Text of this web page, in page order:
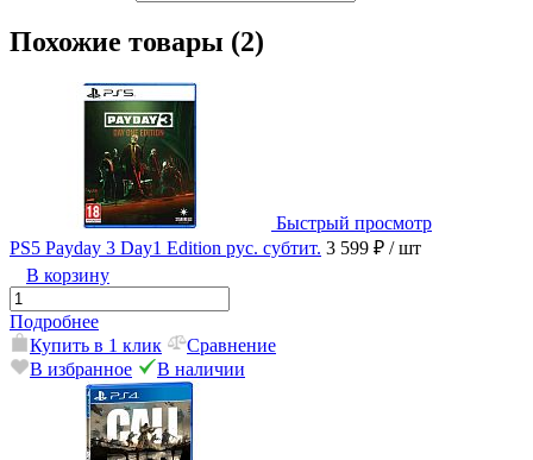
Похожие товары (2)
Быстрый просмотр
PS5 Payday 3 Day1 Edition рус. субтит. 3 599 ₽ / шт
В корзину
Подробнее
Купить в 1 клик
Сравнение
В избранное
В наличии